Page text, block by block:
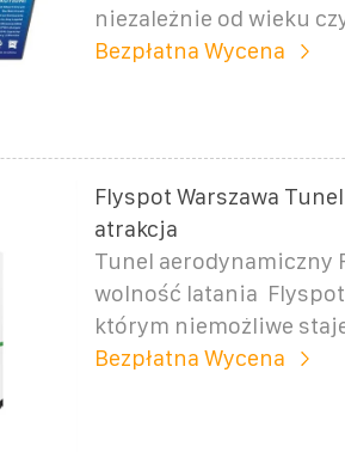
niezależnie od wieku
Bezpłatna Wycena
Flyspot Warszawa
atrakcja
Tunel aerodynamiczny
wolność latania
którym niemożliwe
Bezpłatna Wycena